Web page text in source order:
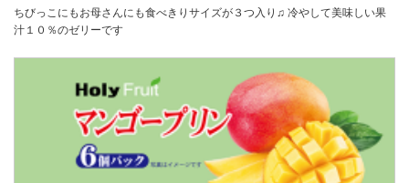
ちびっこにもお母さんにも食べきりサイズが３つ入り♫ 冷やして美味しい果
汁１０％のゼリーです